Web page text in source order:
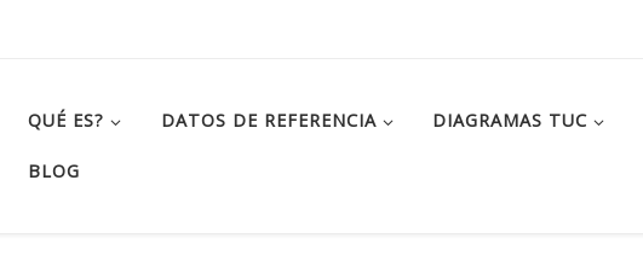
QUÉ ES? DATOS DE REFERENCIA DIAGRAMAS TUC
BLOG